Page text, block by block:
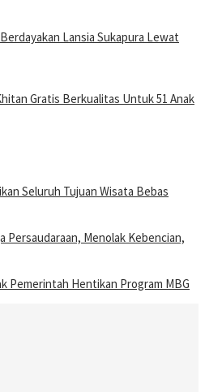
Lansia Sukapura Lewat
Gratis Berkualitas Untuk 51 Anak
Seluruh Tujuan Wisata Bebas
Persaudaraan, Menolak Kebencian,
Pemerintah Hentikan Program MBG